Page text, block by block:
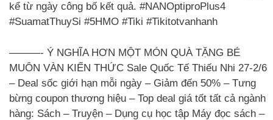
kể từ ngày công bố kết quả. #NANOptiproPlus4
#SuamatThuySi #5HMO #Tiki #Tikitotvanhanh
———- Ý NGHĨA HƠN MỘT MÓN QUÀ TẶNG BÉ
MUÔN VÀN KIẾN THỨC Sale Quốc Tế Thiếu Nhi 27-2/6
– Deal sốc giới hạn mỗi ngày – Giảm đến 50% – Tưng
bừng coupon thương hiệu – Top deal giá tốt tất cả ngành
hàng: Sách – Truyện – Dụng cụ học tập Máy đọc sách –